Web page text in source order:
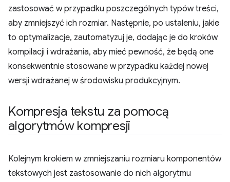
zastosować w przypadku poszczególnych typów treści,
aby zmniejszyć ich rozmiar. Następnie, po ustaleniu, jakie
to optymalizacje, zautomatyzuj je, dodając je do kroków
kompilacji i wdrażania, aby mieć pewność, że będą one
konsekwentnie stosowane w przypadku każdej nowej
wersji wdrażanej w środowisku produkcyjnym.
Kompresja tekstu za pomocą
algorytmów kompresji
Kolejnym krokiem w zmniejszaniu rozmiaru komponentów
tekstowych jest zastosowanie do nich algorytmu